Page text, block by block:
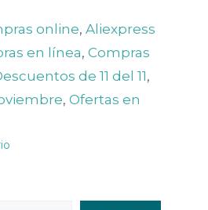
online,Aliexpress
en línea, Compras
de 11 del 11,
, Ofertas en